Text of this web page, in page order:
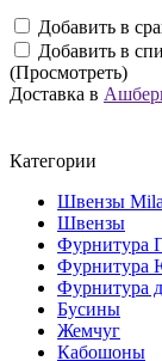
Добавить в
Добавить в
(Просмотреть)
Доставка в
Категории
Швензы
Швензы
Фурнитура
Фурнитура
Фурнитура
Бусины
Жемчуг
Кабошоны